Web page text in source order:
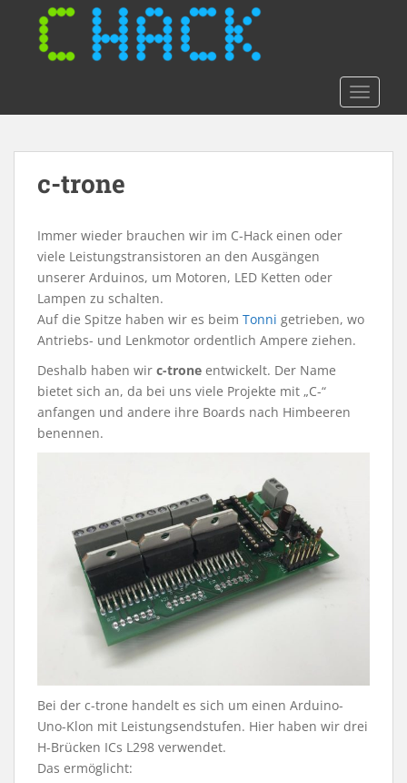
o
c-trone
Immer wieder brauchen wir im C-Hack einen oder
viele Leistungstransistoren an den Ausgängen
unserer Arduinos, um Motoren, LED Ketten oder
Lampen zu schalten.
Auf die Spitze haben wir es beim Tonni getrieben, wo
Antriebs- und Lenkmotor ordentlich Ampere ziehen.
Deshalb haben wir c-trone entwickelt. Der Name
bietet sich an, da bei uns viele Projekte mit „C-“
anfangen und andere ihre Boards nach Himbeeren
benennen.
Bei der c-trone handelt es sich um einen Arduino-
Uno-Klon mit Leistungsendstufen. Hier haben wir drei
H-Brücken ICs L298 verwendet.
Das ermöglicht: